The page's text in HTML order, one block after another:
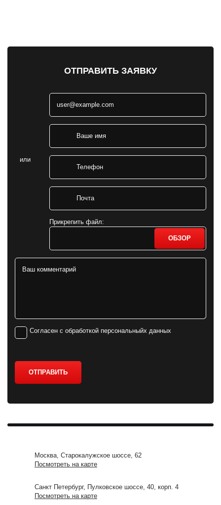
ОТПРАВИТЬ ЗАЯВКУ
или
Прикрепить файл:
ОБЗОР
Согласен с обработкой персональныйх данных
ОТПРАВИТЬ
Москва, Старокалужское шоссе, 62
Посмотреть на карте
Санкт Петербург, Пулковское шоссе, 40, корп. 4
Посмотреть на карте